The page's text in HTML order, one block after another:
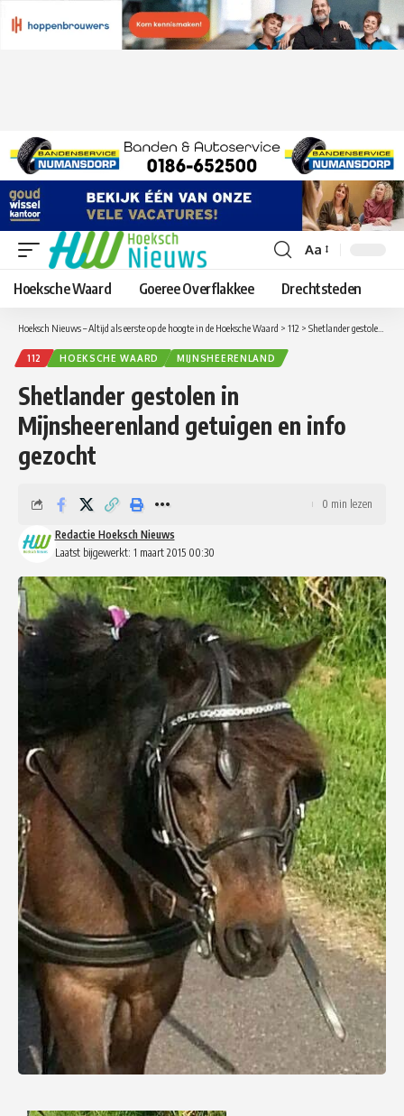
Lettergrootte
aanpassen
Aa
Hoeksche Waard Goeree Overflakkee Drechtsteden
Hoeksch Nieuws – Altijd als eerste op de hoogte in de Hoeksche Waard > 112 > Shetlander gestolen in Mijnsheerenland getuigen en info gezocht
112 HOEKSCHE WAARD MIJNSHEERENLAND
Shetlander gestolen in
Mijnsheerenland getuigen en info
gezocht
Laatst bijgewerkt: 1 maart 2015 00:30
Redactie Hoeksch Nieuws
0 min lezen